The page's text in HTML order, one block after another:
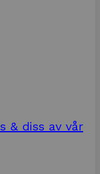
& diss av vår